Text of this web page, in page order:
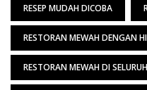
RESEP MUDAH DICOBA
RESTORAN MEWAH DENGAN
RESTORAN MEWAH DI